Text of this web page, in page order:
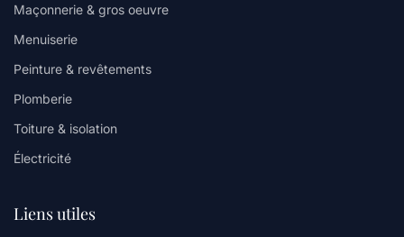
Maçonnerie & gros oeuvre
Menuiserie
Peinture & revêtements
Plomberie
Toiture & isolation
Électricité
Liens utiles